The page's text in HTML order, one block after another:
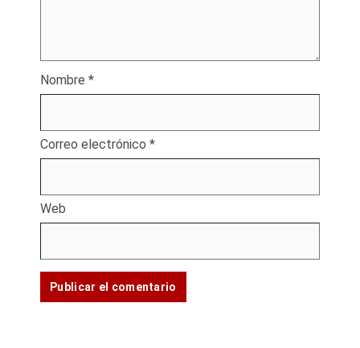
Nombre *
Correo electrónico *
Web